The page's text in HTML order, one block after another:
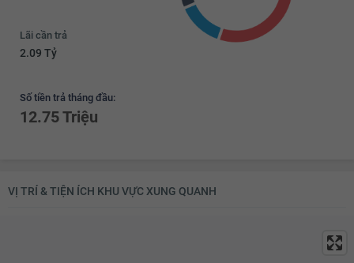
Lãi cần trả
2.09 Tỷ
Số tiền trả tháng đầu:
12.75 Triệu
VỊ TRÍ & TIỆN ÍCH KHU VỰC XUNG QUANH